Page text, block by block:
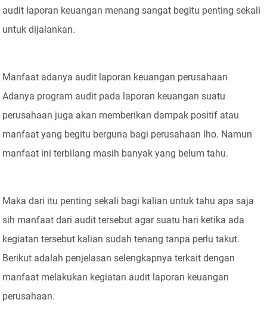
audit laporan keuangan menang sangat begitu penting sekali
untuk dijalankan.
Manfaat adanya audit laporan keuangan perusahaan
Adanya program audit pada laporan keuangan suatu
perusahaan juga akan memberikan dampak positif atau
manfaat yang begitu berguna bagi perusahaan lho. Namun
manfaat ini terbilang masih banyak yang belum tahu.
Maka dari itu penting sekali bagi kalian untuk tahu apa saja
sih manfaat dari audit tersebut agar suatu hari ketika ada
kegiatan tersebut kalian sudah tenang tanpa perlu takut.
Berikut adalah penjelasan selengkapnya terkait dengan
manfaat melakukan kegiatan audit laporan keuangan
perusahaan.